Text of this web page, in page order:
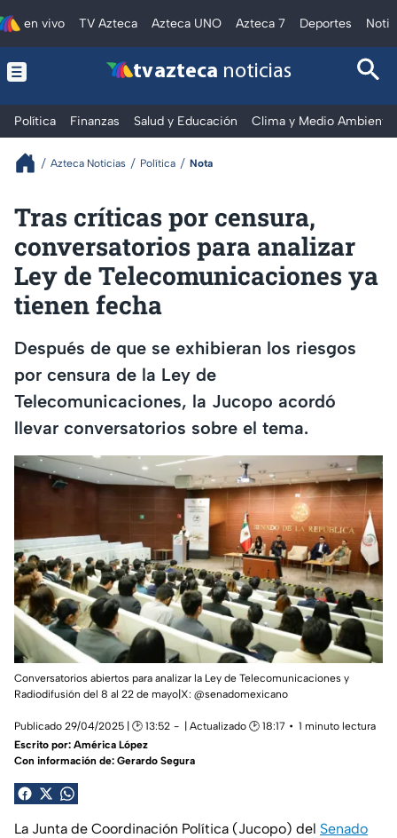
en vivo TV Azteca Azteca UNO Azteca 7 Deportes
tv azteca noticias
Política Finanzas Salud y Educación Clima y Medio Ambiente
Azteca Noticias Política Nota
Tras críticas por censura,
conversatorios para analizar
Ley de Telecomunicaciones ya
tienen fecha
Después de que se exhibieran los riesgos
por censura de la Ley de
Telecomunicaciones, la Jucopo acordó
llevar conversatorios sobre el tema.
Conversatorios abiertos para analizar la Ley de Telecomunicaciones y
Radiodifusión del 8 al 22 de mayo|X: @senadomexicano
Publicado 29/04/2025 | 🕑 13:52 | Actualizado 🕑 18:17
1 minuto lectura
Escrito por: América López
Con información de: Gerardo Segura
La Junta de Coordinación Política (Jucopo) del Senado